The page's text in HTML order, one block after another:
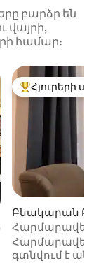
բարձր են
վայրի,
համար։
5-ից
Հյուրերի
Հյուրերի
Բնակարան
Հարմարավետ
քաղաքի
Հարմարավետ
գտնվում է